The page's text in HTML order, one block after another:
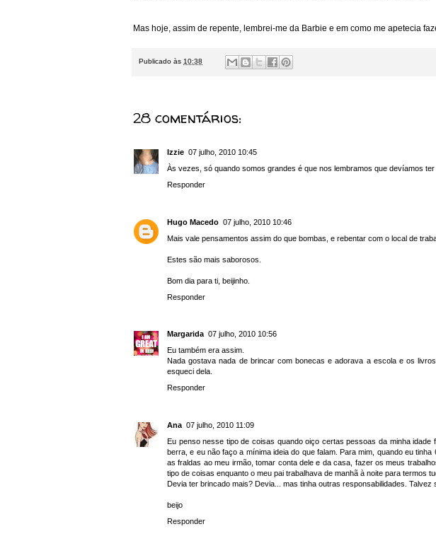
Mas hoje, assim de repente, lembrei-me da Barbie e em como me apetecia
Publicado às 10:38
28 comentários:
Izzie 07 julho, 2010 10:45
Às vezes, só quando somos grandes é que nos lembramos que devíamos ter
Responder
Hugo Macedo 07 julho, 2010 10:46
Mais vale pensamentos assim do que bombas, e rebentar com o local de
Estes são mais saborosos.
Bom dia para ti, beijinho.
Responder
Margarida 07 julho, 2010 10:56
Eu também era assim.
Nada gostava nada de brincar com bonecas e adorava a escola e os
esqueci dela.
Responder
Ana 07 julho, 2010 11:09
Eu penso nesse tipo de coisas quando oiço certas pessoas da minha
berra, e eu não faço a mínima ideia do que falam. Para mim, quando eu
as fraldas ao meu irmão, tomar conta dele e da casa, fazer os meus
tipo de coisas enquanto o meu pai trabalhava de manhã à noite para termos
Devia ter brincado mais? Devia... mas tinha outras responsabilidades. Talvez
beijo
Responder